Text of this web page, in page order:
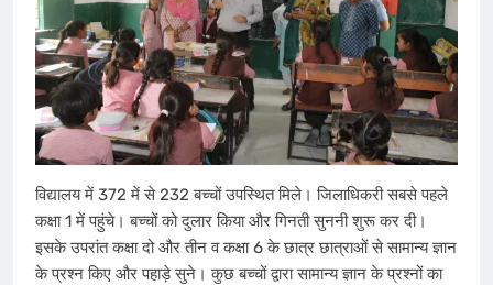
विद्यालय में 372 में से 232 बच्चों उप​​स्थित मिले। जिला​धिकरी सबसे पहले
कक्षा 1 में पहुंचे। बच्चों को दुलार किया और गिनती सुननी शुरू कर दी।
इसके उपरांत कक्षा दो और तीन व कक्षा 6 के छात्र छात्राओं से सामान्य ज्ञान
के प्रश्न किए और पहाड़े सुने। कुछ बच्चों द्वारा सामान्य ज्ञान के प्रश्नों का